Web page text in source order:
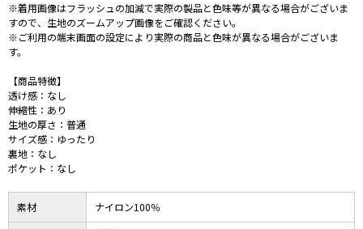
※着用画像はフラッシュの加減で実際の製品と色味等が異なる場合がございま
すので、生地のズームアップ画像をご確認ください。
※ご利用の端末画面の設定により実際の商品と色味が異なる場合がございま
す。
【商品特徴】
透け感：なし
伸縮性：あり
生地の厚さ：普通
サイズ感：ゆったり
裏地：なし
ポケット：なし
素材 ナイロン100％